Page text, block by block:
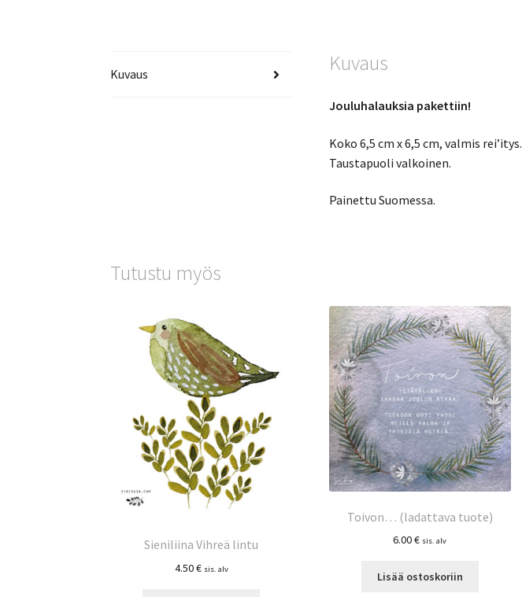
Kuvaus Kuvaus
Jouluhalauksia pakettiin!
Koko 6,5 cm x 6,5 cm, valmis rei’itys.
Taustapuoli valkoinen.
Painettu Suomessa.
Tutustu myös
Sieniliina Vihreä lintu
4.50€ sis. alv
Toivon… (ladattava tuote)
6.00€ sis. alv
Lisää ostoskoriin